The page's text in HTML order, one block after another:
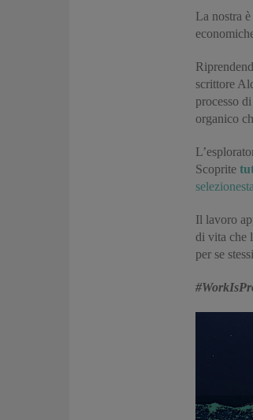
La nostra
scrittore
processo
organico
Scoprite
Il lavoro
di vita che
per se